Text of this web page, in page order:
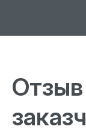
Отзыв